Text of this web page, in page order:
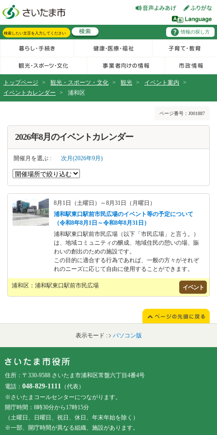
情報の探し方
トップページ > 観光・スポーツ・文化 > 観光 > イベント案内
>
イベントカレンダー
> 浦和区
ページ番号：J001887
2026年8月のイベントカレンダー
開催月を選ぶ : 次月(2026年9月)
8月1日（土曜日）～8月31日（月曜日）
浦和駅東口駅前市民広場のイベント等の予定について
（令和8年8月1日～令和8年8月31日）
浦和駅東口駅前市民広場（以下「市民広場」と言う。）
は、地域コミュニティの醸成、地域住民の憩いの場、賑
わいの創出のための施設です。
この目的に適合する行為であれば、一般の方々がそれぞ
れのニーズに応じて自由に使用することができます。
浦和区：浦和駅東口駅前市民広場 イベント
表示モード : パソコン版
住所：〒330-9588 さいたま市浦和区常盤六丁目4番4号
電話： 048-829-1111 （代表）
※さいたまコールセンターにつながります。
開庁時間：8時30分から17時15分
（土曜日、日曜日、祝日、休日、年末年始を除く）
※一部、開庁時間が異なる組織、施設があります。